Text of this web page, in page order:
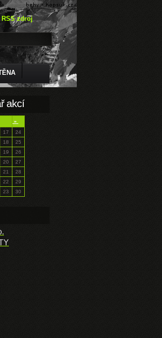
RSS zdroj
akcí
»
17
24
18
25
19
26
20
27
21
28
22
29
23 30